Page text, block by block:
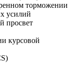
торможении
усилий
просвет
курсовой